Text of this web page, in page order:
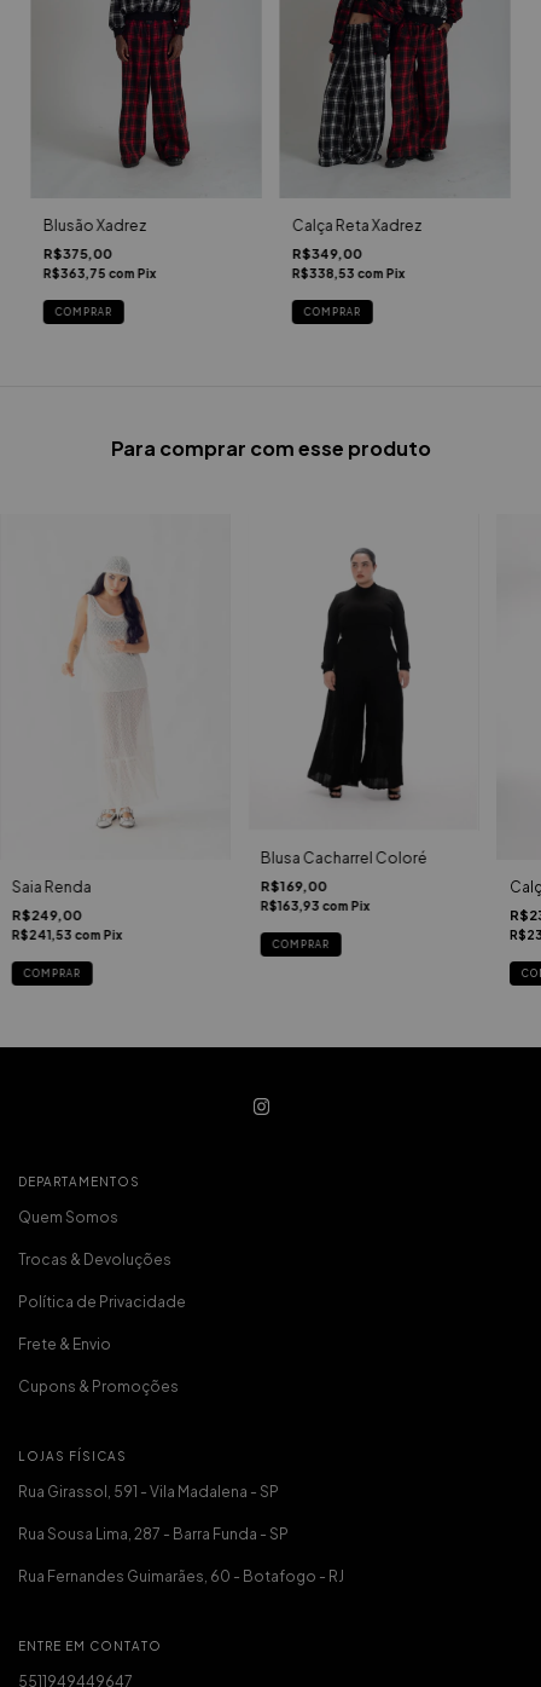
Blusão Xadrez
R$375,00
R$363,75 com Pix
COMPRAR
Calça Reta Xadrez
R$349,00
R$338,53 com Pix
COMPRAR
Para comprar com esse produto
Saia Renda
R$249,00
R$241,53 com Pix
COMPRAR
Blusa Cacharrel Coloré
R$169,00
R$163,93 com Pix
COMPRAR
DEPARTAMENTOS
Quem Somos
Trocas & Devoluções
Política de Privacidade
Frete & Envio
Cupons & Promoções
LOJAS FÍSICAS
Rua Girassol, 591 - Vila Madalena - SP
Rua Sousa Lima, 287 - Barra Funda - SP
Rua Fernandes Guimarães, 60 - Botafogo - RJ
ENTRE EM CONTATO
5511949449647